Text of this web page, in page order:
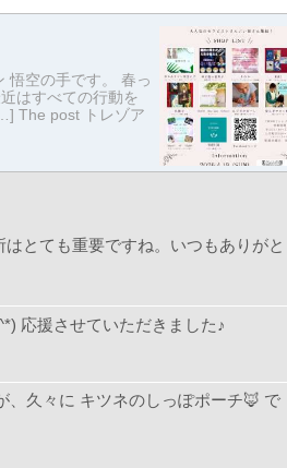
悟空の手です。 春っ
はすべての行動を
The post トレゾア
とても重要ですね。いつもありがと
応援させていただきました♪
久々に キツネのしっぽポーチ🦊 で